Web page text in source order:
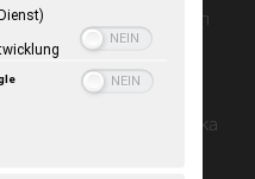
des Todesmarschs von
Schleswig-Holstein
USA
Carl Otto Czeschka